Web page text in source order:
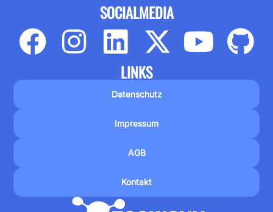
SOCIALMEDIA
LINKS
Datenschutz
Impressum
AGB
Kontakt